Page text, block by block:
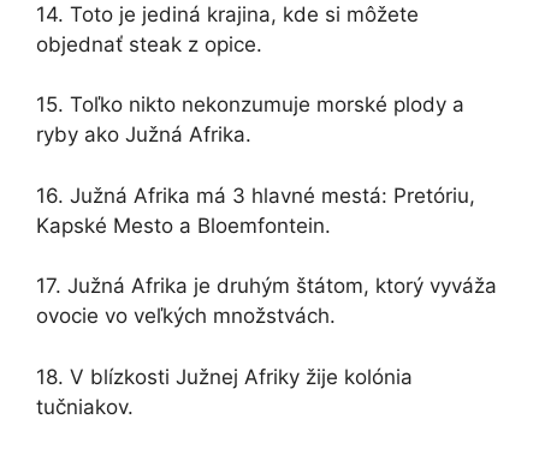
14. Toto je jediná krajina, kde si môžete
objednať steak z opice.
15. Toľko nikto nekonzumuje morské plody a
ryby ako Južná Afrika.
16. Južná Afrika má 3 hlavné mestá: Pretóriu,
Kapské Mesto a Bloemfontein.
17. Južná Afrika je druhým štátom, ktorý vyváža
ovocie vo veľkých množstvách.
18. V blízkosti Južnej Afriky žije kolónia
tučniakov.